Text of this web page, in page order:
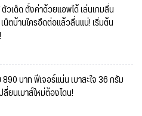
ตัวเด็ด ตั้งค่าด้วยแอพได้ เล่นเกมลื่น
น็ตบ้านใครอืดต่อแล้วลื่นแน่! เริ่มต้น
890 บาท ฟีเจอร์แน่น เบาสะใจ 36 กรัม
ลี่ยนเมาส์ใหม่ต้องโดน!